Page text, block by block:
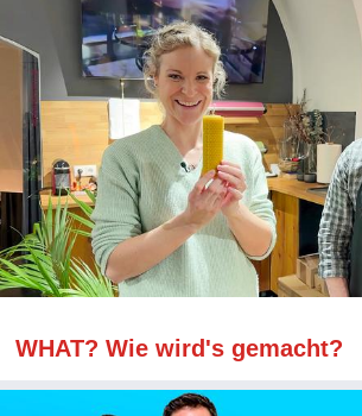
WHAT? Wie wird's gemacht?